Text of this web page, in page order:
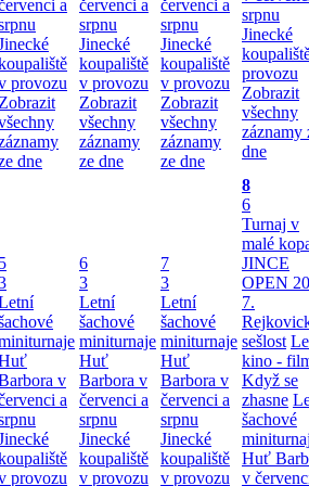
a
provozu
Zobrazit
dne
červenci a
srpnu
Jinecké
koupaliště
v provozu
Zobrazit
všechny
záznamy
ze dne
červenci a
srpnu
Jinecké
koupaliště
v provozu
Zobrazit
všechny
záznamy
ze dne
srpnu
Jinecké
provozu
Zobrazit
všechny
záznamy
dne
5
v
a
provozu
6
3
Letní
šachové
miniturnaje
Huť
Barbora v
červenci a
srpnu
Jinecké
koupaliště
v provozu
7
3
Letní
šachové
miniturnaje
Huť
Barbora v
červenci a
srpnu
Jinecké
koupaliště
v provozu
8
6
Turnaj v
malé
JINCE
OPEN
7.
sešlost
kino -
Když se
zhasne
šachové
Huť
v